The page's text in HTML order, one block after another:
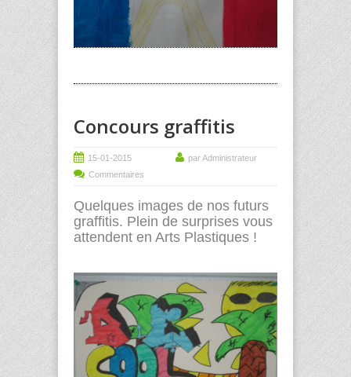
Concours graffitis
15-01-2015
par Administrateur
Commentaires
Quelques images de nos futurs
graffitis. Plein de surprises vous
attendent en Arts Plastiques !